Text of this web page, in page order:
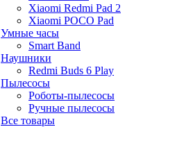
Xiaomi Redmi Pad 2
Xiaomi POCO Pad
Умные часы
Smart Band
Наушники
Redmi Buds 6 Play
Пылесосы
Роботы-пылесосы
Ручные пылесосы
Все товары